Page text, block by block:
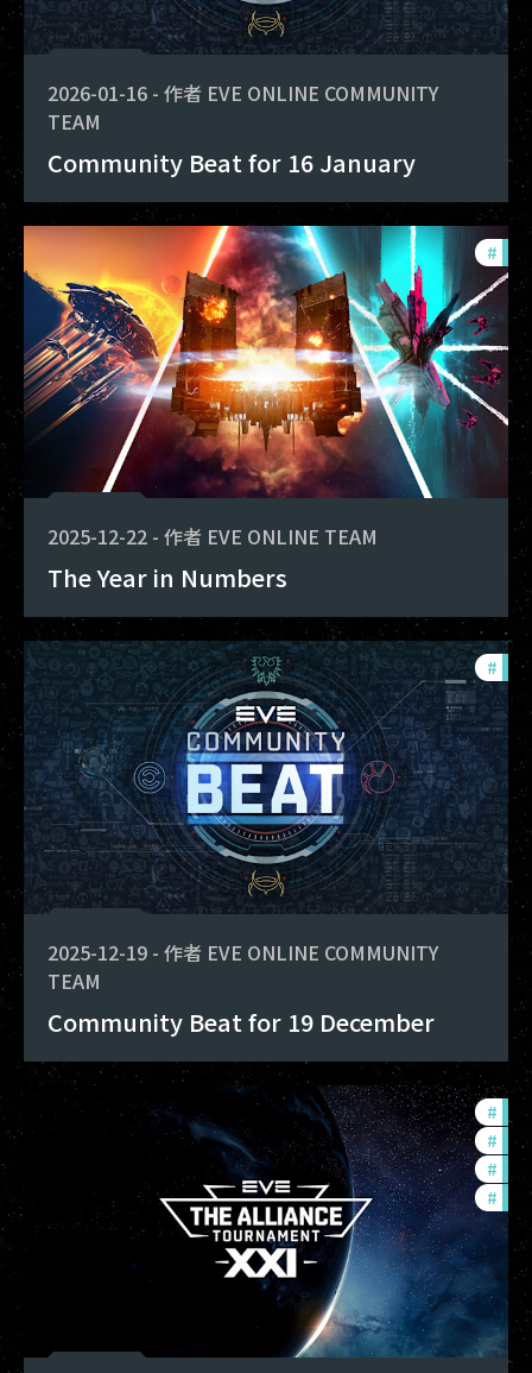
2026-01-16 - 作者 EVE ONLINE COMMUNITY
TEAM
Community Beat for 16 January
#
2025-12-22 - 作者 EVE ONLINE TEAM
The Year in Numbers
#
2025-12-19 - 作者 EVE ONLINE COMMUNITY
TEAM
Community Beat for 19 December
#
#
#
#